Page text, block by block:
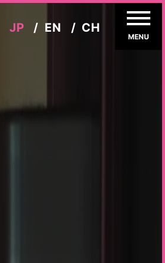
JP EN CH
MENU